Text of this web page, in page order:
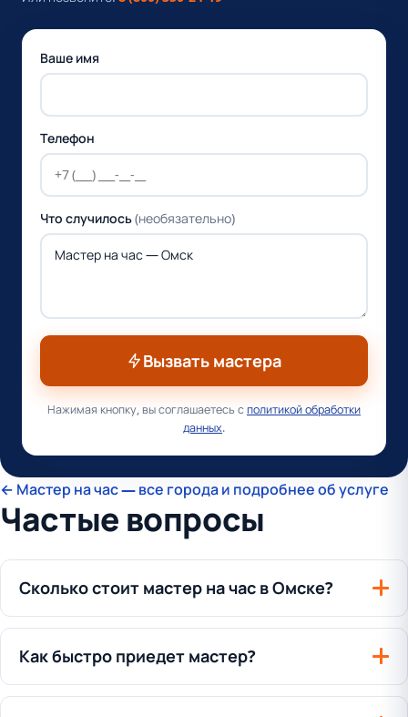
Ваше имя
Телефон
Что случилось(необязательно)
Вызвать мастера
Нажимая кнопку, вы соглашаетесь сполитикой обработки
данных.
← Мастер на час — все города и подробнее об услуге
Частые вопросы
Сколько стоит мастер на час в Омске?
Как быстро приедет мастер?